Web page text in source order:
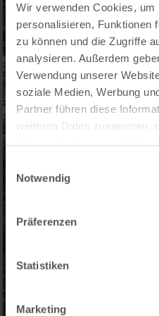
Wir verwenden Cookies, um
personalisieren, Funktionen
zu können und die Zugriffe
analysieren. Außerdem
Verwendung unserer
soziale Medien, Werbung
Partner führen diese
weiteren Daten zusammen,
Notwendig
Präferenzen
Statistiken
Marketing